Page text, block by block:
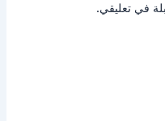
في تعليقي.